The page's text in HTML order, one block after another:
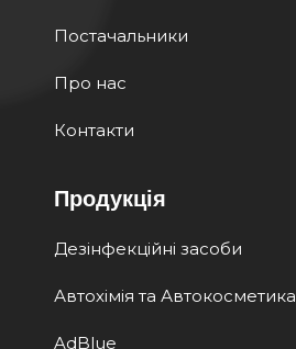
Постачальники
Про нас
Контакти
Продукція
Дезінфекційні засоби
Автохімія та Автокосметика
AdBlue